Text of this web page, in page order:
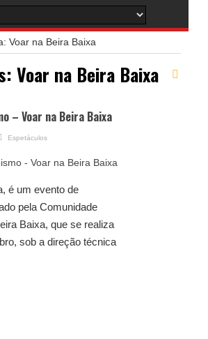
Voar na Beira Baixa
Voar na Beira Baixa
– Voar na Beira Baixa
Espetáculos
é um evento de
pela Comunidade
Baixa, que se realiza
sob a direção técnica